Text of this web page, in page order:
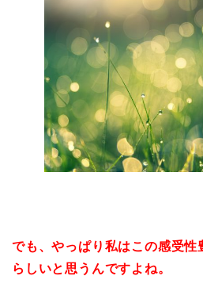
でも、やっぱり私はこの感受性
らしいと思うんですよね。